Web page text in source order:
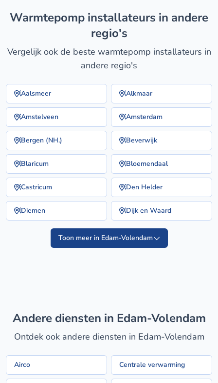
warmtepomp installateurs in andere
regio's
Vergelijk ook de beste warmtepomp installateurs in
andere regio's
Aalsmeer Alkmaar
Amstelveen Amsterdam
Bergen (NH.) Beverwijk
Blaricum Bloemendaal
Castricum Den Helder
Diemen Dijk en Waard
Toon meer in Edam-Volendam
Andere diensten in Edam-Volendam
Ontdek ook andere diensten in Edam-Volendam
Airco Centrale verwarming